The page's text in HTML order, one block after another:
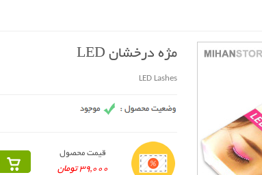
مژه درخشان LED
LED Lashes
قیمت محصول
39,000 تومان